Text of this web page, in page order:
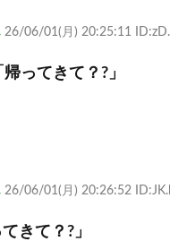
26/06/01(月) 20:25:11
ってきて？?」
26/06/01(月) 20:26:52
きて？?」